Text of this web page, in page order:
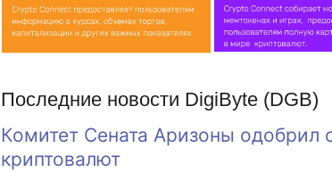
Последние новости DigiByte (DGB)
Комитет Сената Аризоны одобрил
криптовалют